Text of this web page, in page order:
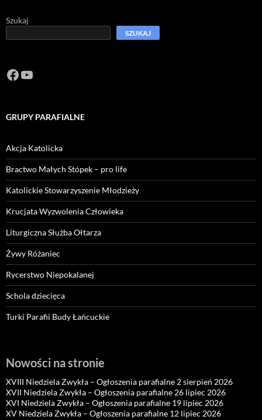
Szukaj
SZUKAJ
Facebook
https://www.youtube.com/channel/
GRUPY PARAFIALNE
Akcja Katolicka
Bractwo Małych Stópek – pro life
Katolickie Stowarzyszenie Młodzieży
Krucjata Wyzwolenia Człowieka
Liturgiczna Służba Ołtarza
Żywy Różaniec
Rycerstwo Niepokalanej
Schola dziecięca
Turki Parafii Budy Łańcuckie
Nowości na stronie
XVIII Niedziela Zwykła – Ogłoszenia parafialne 2 sierpień 2026
XVII Niedziela Zwykła – Ogłoszenia parafialne 26 lipiec 2026
XVI Niedziela Zwykła – Ogłoszenia parafialne 19 lipiec 2026
XV Niedziela Zwykła – Ogłoszenia parafialne 12 lipiec 2026